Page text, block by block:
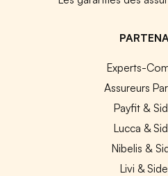
Experts-
Assureurs
Payfit &
Lucca &
Nibelis &
Livi &